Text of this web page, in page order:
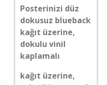
Posterinizi düz
dokusuz blueback
kağıt üzerine,
dokulu vinil
kaplamalı
kağıt üzerine,